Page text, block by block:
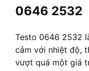
0646 2532
Testo 0646 2532
cảm với nhiệt độ,
vượt quá một giá